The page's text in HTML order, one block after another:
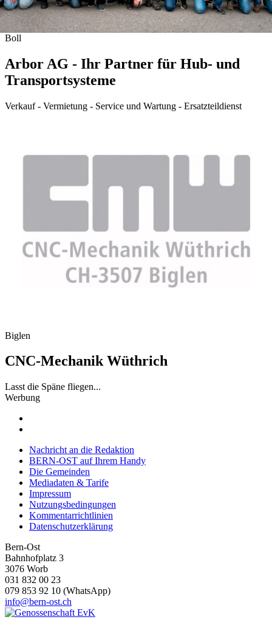
Boll
Arbor AG - Ihr Partner für Hub- und
Transportsysteme
Verkauf - Vermietung - Service und Wartung - Ersatzteildienst
Biglen
CNC-Mechanik Wüthrich
Lasst die Späne fliegen...
Werbung
Nachricht an die Redaktion
BERN-OST auf Ihrem Handy
Die Gemeinden
Mediadaten & Tarife
Impressum
Nutzungsbedingungen
Kommentarrichtlinien
Datenschutzerklärung
Bern-Ost
Bahnhofplatz 3
3076 Worb
031 832 00 23
079 853 92 10 (WhatsApp)
info@bern-ost.ch